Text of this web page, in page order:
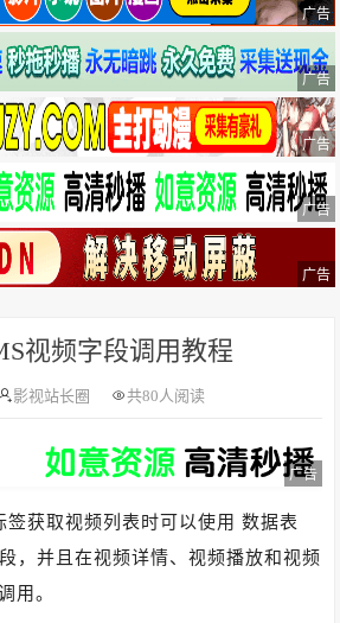
广告
广告
广告
广告
广告
视频字段调用教程
影视站长圈 共80人阅读
广告
签获取视频列表时可以使用 数据表
，并且在视频详情、视频播放和视频
用。